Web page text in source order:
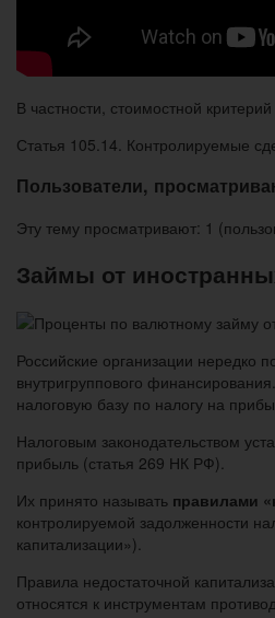
В частности, стоимостной
Статья 105.14. Контролируемые
Пользователи,
Эту тему просматривают: 1
Займы от
Российские организации нередко
внутригруппового
налоговую базу по налогу на
Налоговым законодательством
прибыль (статья 269 НК РФ).
Их принято называть правилами
контролируемой задолженности
капитализации»).
Правила недостаточной
относятся к инструментам